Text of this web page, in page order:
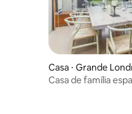
Casa ⋅ Grande
Casa de família